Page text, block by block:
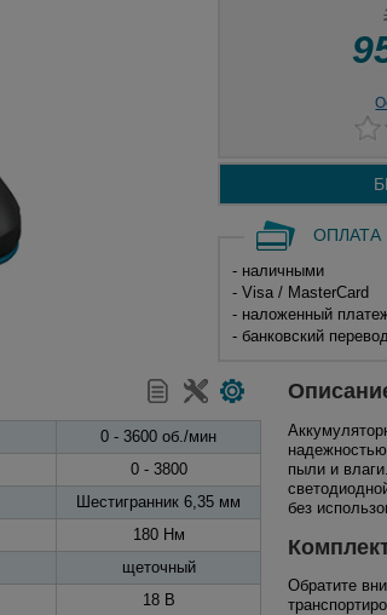
ОПЛАТА
- наличными
- Visa / MasterCard
- наложенный
- банковский
0 - 3600 об./мин
0 - 3800
Шестигранник 6,35 мм
180 Нм
щеточный
18 В
пыли и
без
Обратите